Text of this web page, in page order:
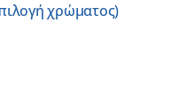
χρώματος)